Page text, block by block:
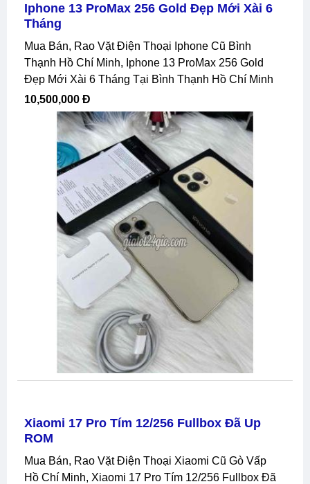
Iphone 13 ProMax 256 Gold Đẹp Mới Xài 6
Tháng
Mua Bán, Rao Vặt Điện Thoại Iphone Cũ Bình
Thạnh Hồ Chí Minh, Iphone 13 ProMax 256 Gold
Đẹp Mới Xài 6 Tháng Tại Bình Thạnh Hồ Chí Minh
10,500,000 Đ
Xiaomi 17 Pro Tím 12/256 Fullbox Đã Up
ROM
Mua Bán, Rao Vặt Điện Thoại Xiaomi Cũ Gò Vấp
Hồ Chí Minh, Xiaomi 17 Pro Tím 12/256 Fullbox Đã